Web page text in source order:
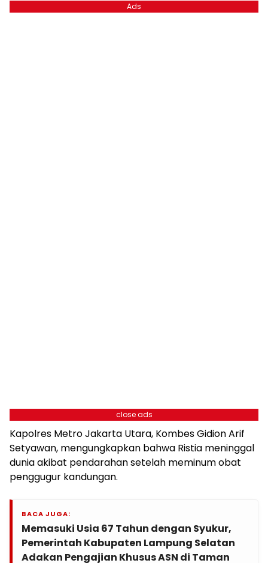
Ads
close ads
Kapolres Metro Jakarta Utara, Kombes Gidion Arif
Setyawan, mengungkapkan bahwa Ristia meninggal
dunia akibat pendarahan setelah meminum obat
penggugur kandungan.
BACA JUGA:
Memasuki Usia 67 Tahun dengan Syukur,
Pemerintah Kabupaten Lampung Selatan
Adakan Pengajian Khusus ASN di Taman